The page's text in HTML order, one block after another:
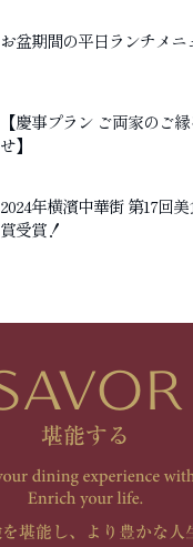
お盆期間の平日ランチメニ
【慶事プラン ご両家のご
せ】
2024年横濱中華街 第17回
賞受賞！